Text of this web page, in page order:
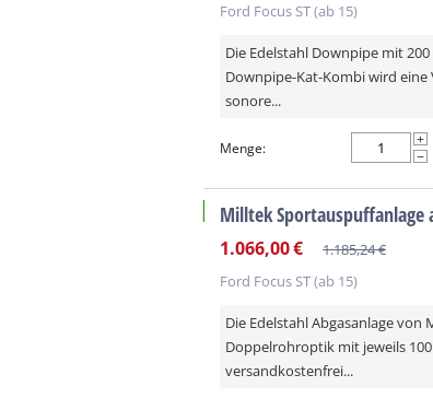
Ford Focus ST (ab 15)
Die Edelstahl Downpipe mit
Downpipe-Kat-Kombi wird
sonore...
Menge:
+
−
versandkostenfrei
Milltek Sportauspuffanlage
1.066,00€ 1.185,24€
Ford Focus ST (ab 15)
Die Edelstahl Abgasanlage
Doppelrohroptik mit jeweils
versandkostenfrei...